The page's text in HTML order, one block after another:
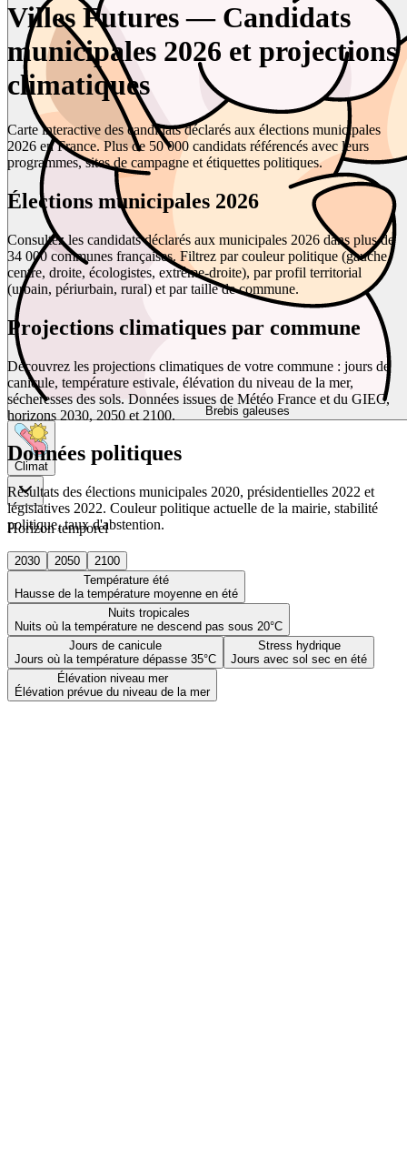
Brebis galeuses
Climat
Horizon temporel
2030 2050
2100
Température été
Hausse de la température moyenne en été
Nuits tropicales
Nuits où la température ne descend pas sous 20°C
Jours de canicule
Jours où la température dépasse 35°C
Stress hydrique
Jours avec sol sec en été
Élévation niveau mer
Élévation prévue du niveau de la mer
Villes Futures — Candidats
municipales 2026 et projections
climatiques
Carte interactive des candidats déclarés aux élections municipales
2026 en France. Plus de 50 000 candidats référencés avec leurs
programmes, sites de campagne et étiquettes politiques.
Élections municipales 2026
Consultez les candidats déclarés aux municipales 2026 dans plus de
34 000 communes françaises. Filtrez par couleur politique (gauche,
centre, droite, écologistes, extrême-droite), par profil territorial
(urbain, périurbain, rural) et par taille de commune.
Projections climatiques par commune
Découvrez les projections climatiques de votre commune : jours de
canicule, température estivale, élévation du niveau de la mer,
sécheresses des sols. Données issues de Météo France et du GIEC,
horizons 2030, 2050 et 2100.
Données politiques
Résultats des élections municipales 2020, présidentielles 2022 et
législatives 2022. Couleur politique actuelle de la mairie, stabilité
politique, taux d'abstention.